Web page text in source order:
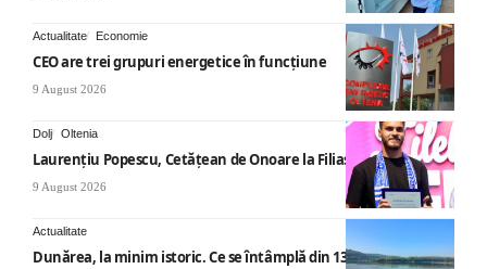
Actualitate Economie
CEO are trei grupuri energetice în funcțiune
9 August 2026
Dolj Oltenia
Laurențiu Popescu, Cetățean de Onoare la Filiași
9 August 2026
Actualitate
Dunărea, la minim istoric. Ce se întâmplă din 13 august